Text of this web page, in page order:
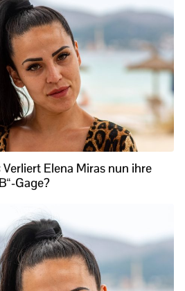
Elena Miras nun ihre
Gage?